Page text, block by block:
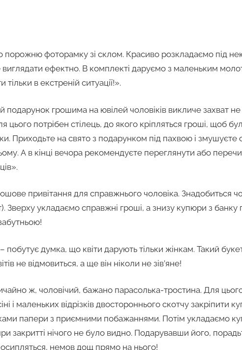
порожню фоторамку зі склом. Красиво розкладаємо під
виглядати ефектно. В комплекті даруємо з маленьким
в екстреній ситуації!».
подарунок грошима на ювілей чоловіків викличе захват
цього потрібен стілець, до якого кріпляться гроші, щоб
Приходьте на свято з подарунком під пахвою і змушуєте
А в кінці вечора рекомендуєте переглянути або
привітання для справжнього чоловіка. Знадобиться
Зверху укладаємо справжні гроші, а знизу купюри з банку
побутує думка, що квіти дарують тільки жінкам. Такий
не відмовиться, а ще він ніколи не зів’яне!
ж, чоловічий, бажано парасолька-тростина. Для
і маленьких відрізків двостороннього скотчу закріпити
папери з приємними побажаннями. Потім укладаємо
закритті нічого не було видно. Подарувавши його,
немов дощ прямо на нього!